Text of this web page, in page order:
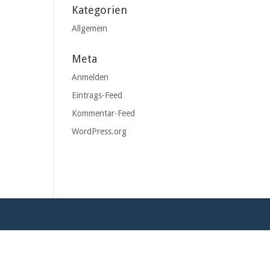
Kategorien
Allgemein
Meta
Anmelden
Eintrags-Feed
Kommentar-Feed
WordPress.org